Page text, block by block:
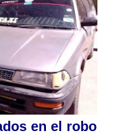
en el robo